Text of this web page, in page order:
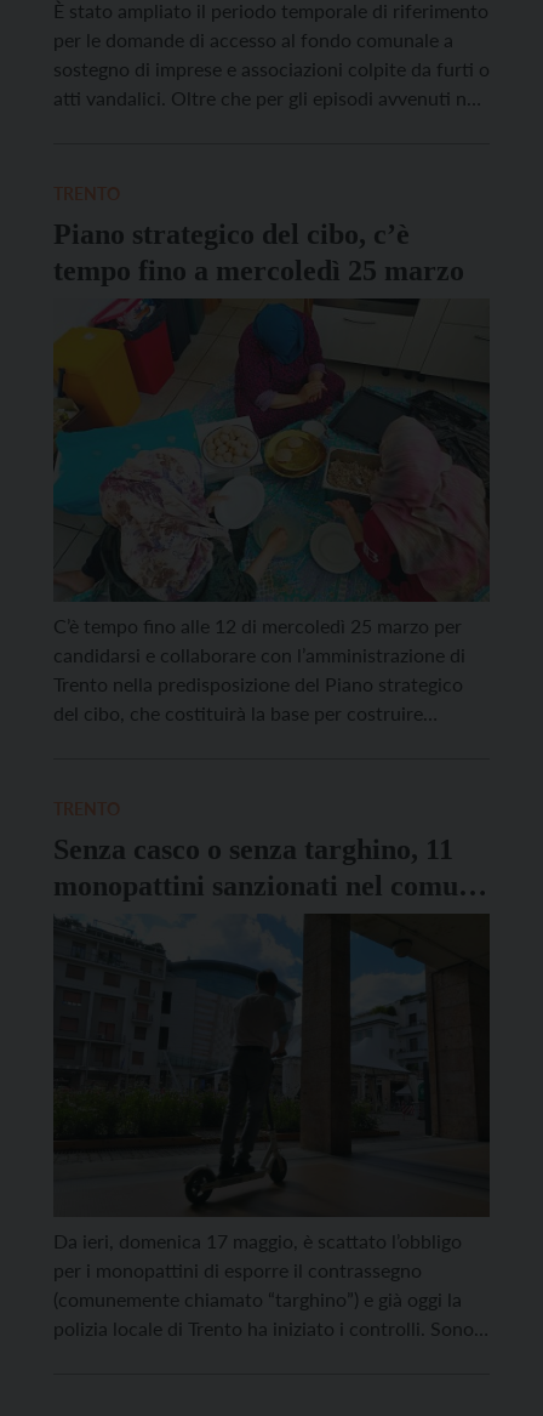
È stato ampliato il periodo temporale di riferimento
per le domande di accesso al fondo comunale a
sostegno di imprese e associazioni colpite da furti o
atti vandalici. Oltre che per gli episodi avvenuti nel
Piano strategico del cibo, c’è
tempo fino a mercoledì 25 marzo
C’è tempo fino alle 12 di mercoledì 25 marzo per
candidarsi e collaborare con l’amministrazione di
Trento nella predisposizione del Piano strategico
del cibo, che costituirà la base per costruire
Senza casco o senza targhino, 11
monopattini sanzionati nel comune
di Trento
Da ieri, domenica 17 maggio, è scattato l’obbligo
per i monopattini di esporre il contrassegno
(comunemente chiamato “targhino”) e già oggi la
polizia locale di Trento ha iniziato i controlli. Sono